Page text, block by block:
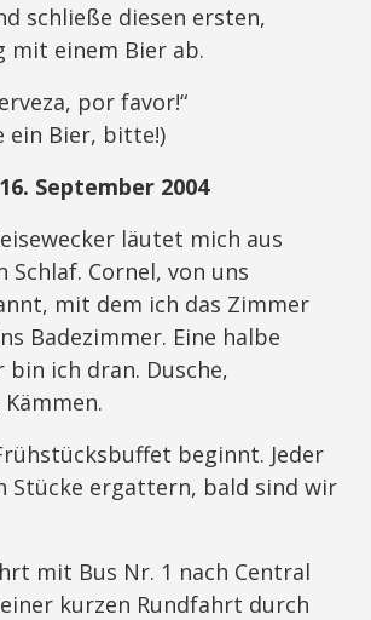
schließe diesen ersten,
mit einem Bier ab.
por favor!“
ein Bier, bitte!)
September 2004
läutet mich aus
Schlaf. Cornel, von uns
mit dem ich das Zimmer
Badezimmer. Eine halbe
bin ich dran. Dusche,
beginnt. Jeder
Stücke ergattern, bald sind wir
mit Bus Nr. 1 nach Central
kurzen Rundfahrt durch